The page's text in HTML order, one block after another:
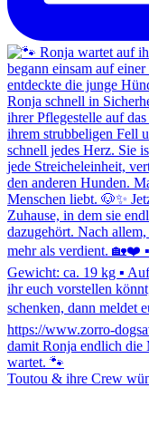
Toutou & ihre Crew